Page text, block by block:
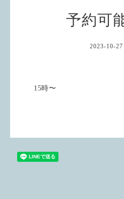
予約可
2023-10-
15時〜